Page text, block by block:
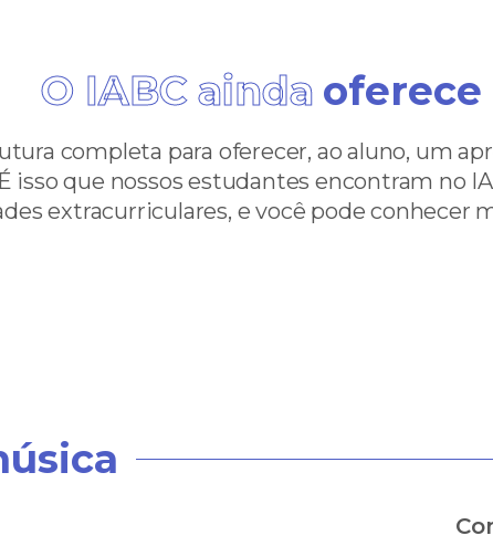
O IABC ainda
completa para oferecer, ao aluno, um
isso que nossos estudantes encontram no
extracurriculares, e você pode conhecer